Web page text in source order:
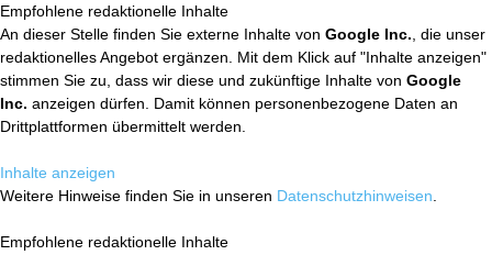
Empfohlene redaktionelle Inhalte
An dieser Stelle finden Sie externe Inhalte von Google Inc. , die unser
redaktionelles Angebot ergänzen. Mit dem Klick auf "Inhalte anzeigen"
stimmen Sie zu, dass wir diese und zukünftige Inhalte von Google
Inc. anzeigen dürfen. Damit können personenbezogene Daten an
Drittplattformen übermittelt werden.
Inhalte anzeigen
Weitere Hinweise finden Sie in unseren Datenschutzhinweisen
Empfohlene redaktionelle Inhalte